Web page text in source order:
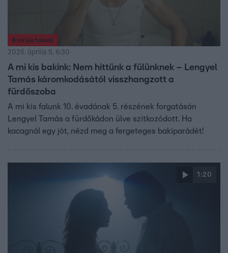
A mi kis falunk
2026. április 5. 6:30
A mi kis bakink: Nem hittünk a fülünknek – Lengyel
Tamás káromkodásától visszhangzott a
fürdőszoba
A mi kis falunk 10. évadának 5. részének forgatásán
Lengyel Tamás a fürdőkádon ülve szitkozódott. Ha
kacagnál egy jót, nézd meg a fergeteges bakiparádét!
1:20